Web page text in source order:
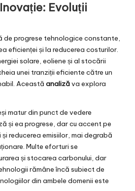
Evoluții
de progrese tehnologice constante,
eficienței și la reducerea costurilor.
solare, eoliene și al stocării
unei tranziții eficiente către un
Această analizăva explora
matur din punct de vedere
și ea progrese, dar cu accent pe
reducerea emisiilor, mai degrabă
Multe eforturi se
și stocarea carbonului, dar
rămâne încă subiect de
din ambele domenii este